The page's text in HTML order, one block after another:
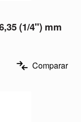
(1/4") mm
Comparar